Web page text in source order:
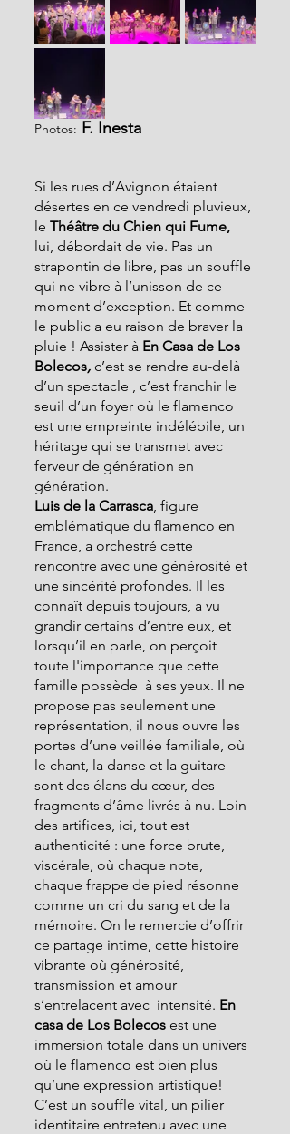
Photos: F. Inesta
Si les rues d’Avignon étaient
désertes en ce vendredi pluvieux,
le Théâtre du Chien qui Fume,
lui, débordait de vie. Pas un
strapontin de libre, pas un souffle
qui ne vibre à l’unisson de ce
moment d’exception. Et comme
le public a eu raison de braver la
pluie ! Assister à En Casa de Los
Bolecos, c’est se rendre au-delà
d’un spectacle , c’est franchir le
seuil d’un foyer où le flamenco
est une empreinte indélébile, un
héritage qui se transmet avec
ferveur de génération en
génération.
Luis de la Carrasca, figure
emblématique du flamenco en
France, a orchestré cette
rencontre avec une générosité et
une sincérité profondes. Il les
connaît depuis toujours, a vu
grandir certains d’entre eux, et
lorsqu’il en parle, on perçoit
toute l'importance que cette
famille possède  à ses yeux. Il ne
propose pas seulement une
représentation, il nous ouvre les
portes d’une veillée familiale, où
le chant, la danse et la guitare
sont des élans du cœur, des
fragments d’âme livrés à nu. Loin
des artifices, ici, tout est
authenticité : une force brute,
viscérale, où chaque note,
chaque frappe de pied résonne
comme un cri du sang et de la
mémoire. On le remercie d’offrir
ce partage intime, cette histoire
vibrante où générosité,
transmission et amour
s’entrelacent avec  intensité. En
casa de Los Bolecos est une
immersion totale dans un univers
où le flamenco est bien plus
qu’une expression artistique!
C’est un souffle vital, un pilier
identitaire entretenu avec une